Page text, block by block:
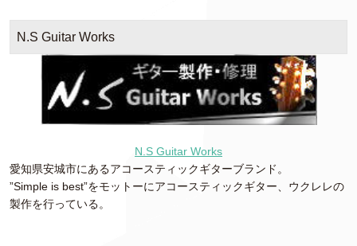
N.S Guitar Works
N.S Guitar Works
愛知県安城市にあるアコースティックギターブランド。
”Simple is best”をモットーにアコースティックギター、ウクレレの
製作を行っている。